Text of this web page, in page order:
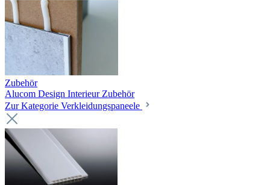
Zubehör
Alucom Design Interieur Zubehör
Zur Kategorie Verkleidungspaneele